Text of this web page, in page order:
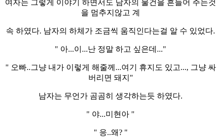
여자는 그렇게 이야기 하면서도 남자의 물건을 흔들어 주는것
을 멈추지않고 계
속 하였다. 남자의 하체가 조금씩 움직인다는걸 알 수 있었다.
" 아...이...난 정말 하고 싶은데..."
" 오빠..그냥 내가 이렇게 해줄께...여기 휴지도 있고..., 그냥 싸
버리면 돼지"
남자는 무언가 곰곰히 생각하는듯 하였다.
" 야...미현아 "
" 응..왜? "